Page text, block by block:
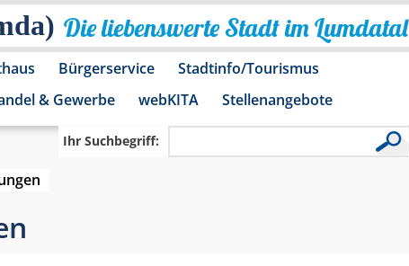
Die liebenswerte Stadt im Lumdatal
Bürgerservice
Stadtinfo/Tourismus
& Gewerbe webKITA Stellenangebote
Ihr Suchbegriff: